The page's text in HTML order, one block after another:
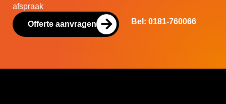
afspraak
Offerte aanvragen Bel: 0181-760066